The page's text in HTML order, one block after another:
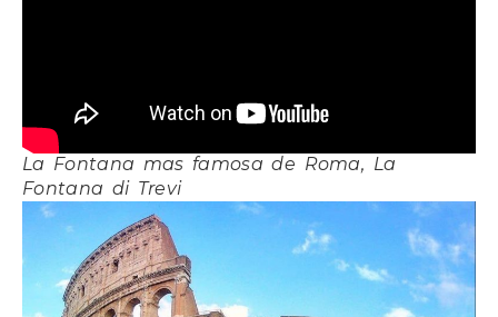
La Fontana mas famosa de Roma, La
Fontana di Trevi